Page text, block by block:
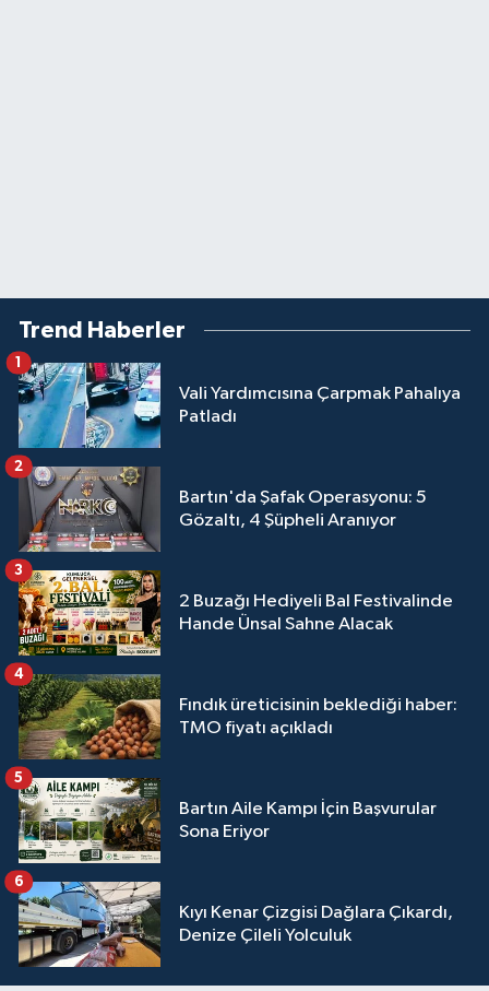
Trend Haberler
Vali Yardımcısına Çarpmak Pahalıya
Patladı
1
Bartın'da Şafak Operasyonu: 5
Gözaltı, 4 Şüpheli Aranıyor
2
2 Buzağı Hediyeli Bal Festivalinde
Hande Ünsal Sahne Alacak
3
Fındık üreticisinin beklediği haber:
TMO fiyatı açıkladı
4
Bartın Aile Kampı İçin Başvurular
Sona Eriyor
5
Kıyı Kenar Çizgisi Dağlara Çıkardı,
Denize Çileli Yolculuk
6